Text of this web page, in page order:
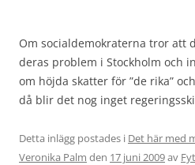
Om socialdemokraterna tror att
deras problem i Stockholm och
om höjda skatter för ”de rika”
då blir det nog inget
Detta inlägg postades i Det här med
Veronika Palm den 17 juni 2009av